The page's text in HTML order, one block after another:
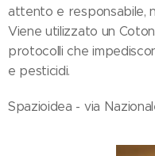
attento e responsabile,
Viene utilizzato un
protocolli che
e pesticidi.
Spazioidea - via